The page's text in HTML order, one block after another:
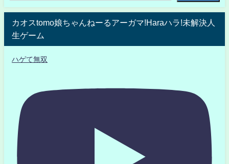
カオスtomo娘ちゃんねーるアーガマ!Haraハラ!未解決人
生ゲーム
ハゲて無双